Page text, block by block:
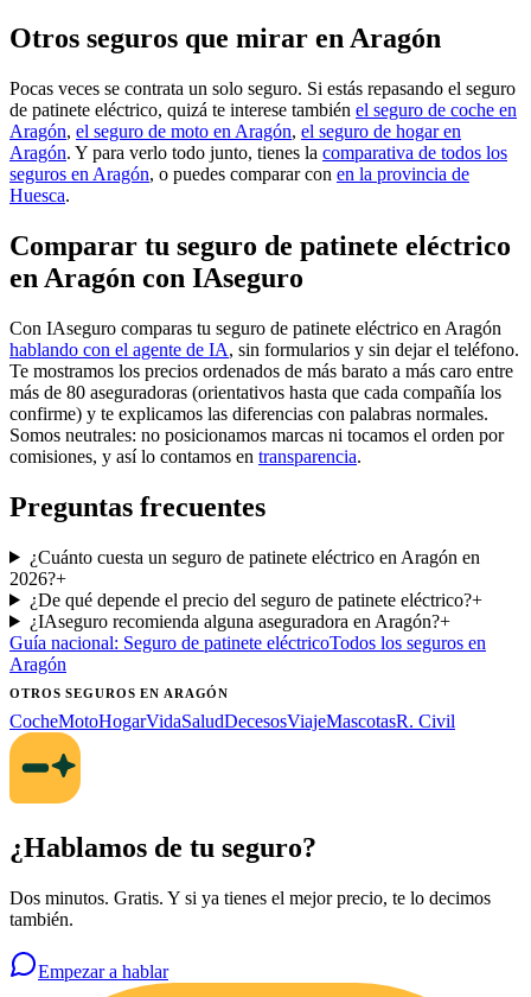
Otros seguros que mirar en Aragón
Pocas veces se contrata un solo seguro. Si estás repasando el seguro
de patinete eléctrico, quizá te interese también el seguro de coche en
Aragón, el seguro de moto en Aragón, el seguro de hogar en
Aragón. Y para verlo todo junto, tienes la comparativa de todos los
seguros en Aragón, o puedes comparar con en la provincia de
Huesca.
Comparar tu seguro de patinete eléctrico
en Aragón con IAseguro
Con IAseguro comparas tu seguro de patinete eléctrico en Aragón
hablando con el agente de IA, sin formularios y sin dejar el teléfono.
Te mostramos los precios ordenados de más barato a más caro entre
más de 80 aseguradoras (orientativos hasta que cada compañía los
confirme) y te explicamos las diferencias con palabras normales.
Somos neutrales: no posicionamos marcas ni tocamos el orden por
comisiones, y así lo contamos en transparencia.
Preguntas frecuentes
¿Cuánto cuesta un seguro de patinete eléctrico en Aragón en
2026?+
¿De qué depende el precio del seguro de patinete eléctrico?+
¿IAseguro recomienda alguna aseguradora en Aragón?+
Guía nacional: Seguro de patinete eléctricoTodos los seguros en
Aragón
OTROS SEGUROSEN ARAGÓN
CocheMotoHogarVidaSaludDecesosViajeMascotasR. Civil
¿Hablamos de tu seguro?
Dos minutos. Gratis. Y si ya tienes el mejor precio, te lo decimos
también.
Empezar a hablar